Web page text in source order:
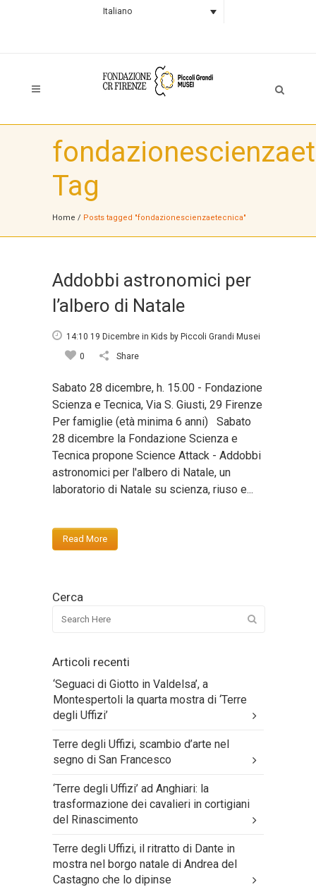
Italiano
Tag
Home / Posts tagged "fondazionescienzaetecnica"
Addobbi astronomici per
l’albero di Natale
14:10 19 Dicembre in Kids by Piccoli Grandi Musei
0
Share
Sabato 28 dicembre, h. 15.00 - Fondazione
Scienza e Tecnica, Via S. Giusti, 29 Firenze
Per famiglie (età minima 6 anni) Sabato
28 dicembre la Fondazione Scienza e
Tecnica propone Science Attack - Addobbi
astronomici per l'albero di Natale, un
laboratorio di Natale su scienza, riuso e...
Read More
Cerca
Articoli recenti
‘Seguaci di Giotto in Valdelsa’, a
Montespertoli la quarta mostra di ‘Terre
degli Uffizi’
Terre degli Uffizi, scambio d’arte nel
segno di San Francesco
‘Terre degli Uffizi’ ad Anghiari: la
trasformazione dei cavalieri in cortigiani
del Rinascimento
Terre degli Uffizi, il ritratto di Dante in
mostra nel borgo natale di Andrea del
Castagno che lo dipinse